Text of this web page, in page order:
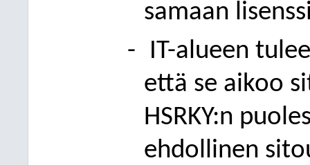
samaan
-
IT-alueen
että se aikoo
HSRKY:n
ehdollinen